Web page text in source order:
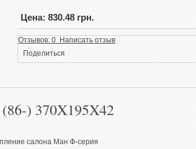
Цена: 830.48 грн.
Отзывов: 0 Написать отзыв
Поделиться
) 370X195X42
салона Ман Ф-серия